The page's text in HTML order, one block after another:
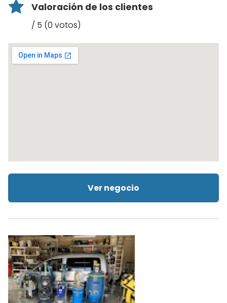
Valoración de los clientes
/ 5 (0 votos)
Ver negocio